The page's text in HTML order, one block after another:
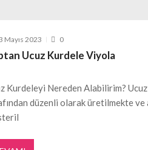
Mayıs 2023 0
Ucuz Kurdele Viyola
Kurdeleyi Nereden Alabilirim?
düzenli olarak üretilmekte